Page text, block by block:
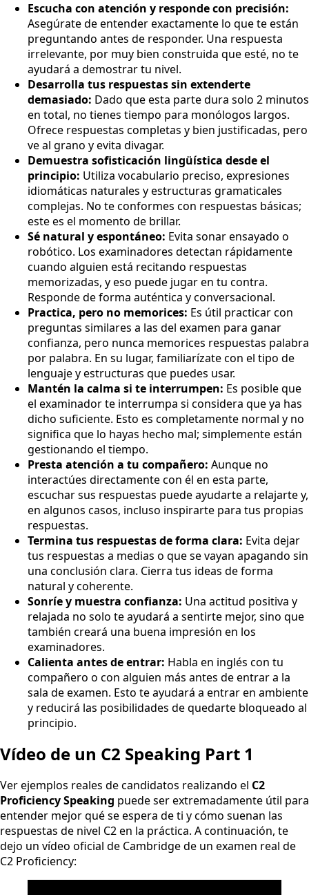
Escucha con atención y responde con precisión:
Asegúrate de entender exactamente lo que te están
preguntando antes de responder. Una respuesta
irrelevante, por muy bien construida que esté, no te
ayudará a demostrar tu nivel.
Desarrolla tus respuestas sin extenderte
demasiado: Dado que esta parte dura solo 2 minutos
en total, no tienes tiempo para monólogos largos.
Ofrece respuestas completas y bien justificadas, pero
ve al grano y evita divagar.
Demuestra sofisticación lingüística desde el
principio: Utiliza vocabulario preciso, expresiones
idiomáticas naturales y estructuras gramaticales
complejas. No te conformes con respuestas básicas;
este es el momento de brillar.
Sé natural y espontáneo: Evita sonar ensayado o
robótico. Los examinadores detectan rápidamente
cuando alguien está recitando respuestas
memorizadas, y eso puede jugar en tu contra.
Responde de forma auténtica y conversacional.
Practica, pero no memorices: Es útil practicar con
preguntas similares a las del examen para ganar
confianza, pero nunca memorices respuestas palabra
por palabra. En su lugar, familiarízate con el tipo de
lenguaje y estructuras que puedes usar.
Mantén la calma si te interrumpen: Es posible que
el examinador te interrumpa si considera que ya has
dicho suficiente. Esto es completamente normal y no
significa que lo hayas hecho mal; simplemente están
gestionando el tiempo.
Presta atención a tu compañero: Aunque no
interactúes directamente con él en esta parte,
escuchar sus respuestas puede ayudarte a relajarte y,
en algunos casos, incluso inspirarte para tus propias
respuestas.
Termina tus respuestas de forma clara: Evita dejar
tus respuestas a medias o que se vayan apagando sin
una conclusión clara. Cierra tus ideas de forma
natural y coherente.
Sonríe y muestra confianza: Una actitud positiva y
relajada no solo te ayudará a sentirte mejor, sino que
también creará una buena impresión en los
examinadores.
Calienta antes de entrar: Habla en inglés con tu
compañero o con alguien más antes de entrar a la
sala de examen. Esto te ayudará a entrar en ambiente
y reducirá las posibilidades de quedarte bloqueado al
principio.
Vídeo de un C2 Speaking Part 1
Ver ejemplos reales de candidatos realizando el C2
Proficiency Speaking puede ser extremadamente útil para
entender mejor qué se espera de ti y cómo suenan las
respuestas de nivel C2 en la práctica. A continuación, te
dejo un vídeo oficial de Cambridge de un examen real de
C2 Proficiency: